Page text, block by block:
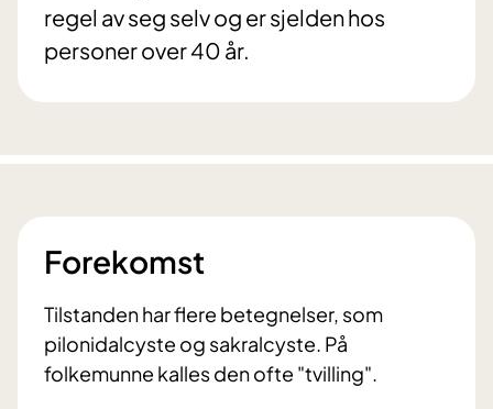
regel av seg selv og er sjelden hos
personer over 40 år.
Forekomst
Tilstanden har flere betegnelser, som
pilonidalcyste og sakralcyste. På
folkemunne kalles den ofte "tvilling".